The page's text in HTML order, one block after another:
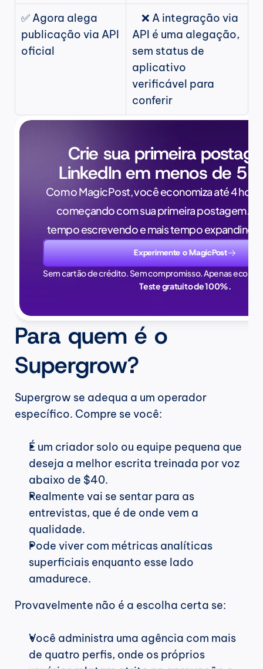
✅ Agora alega
publicação via API
oficial
API é uma alegação,
sem status de
aplicativo
verificável para
conferir
Crie sua primeira
LinkedIn em menos de 5
Com o MagicPost, você economiza até 4
começando com sua primeira postagem.
tempo escrevendo e mais tempo
Experimente o MagicPost
Sem cartão de crédito. Sem compromisso. Apenas
Teste gratuito de 100%.
Para quem é o
Supergrow?
Supergrow se adequa a um operador
específico. Compre se você:
É um criador solo ou equipe pequena que
deseja a melhor escrita treinada por voz
abaixo de $40.
Realmente vai se sentar para as
entrevistas, que é de onde vem a
qualidade.
Pode viver com métricas analíticas
superficiais enquanto esse lado
amadurece.
Provavelmente não é a escolha certa se:
Você administra uma agência com mais
de quatro perfis, onde os próprios